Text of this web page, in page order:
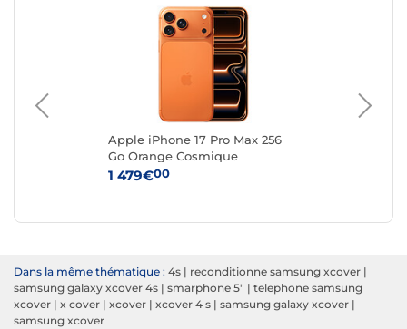
Apple iPhone 17 Pro Max 256
Go Orange Cosmique
1 479€00
Dans la même thématique : 4s | reconditionne samsung xcover |
samsung galaxy xcover 4s | smarphone 5" | telephone samsung
xcover | x cover | xcover | xcover 4 s | samsung galaxy xcover |
samsung xcover